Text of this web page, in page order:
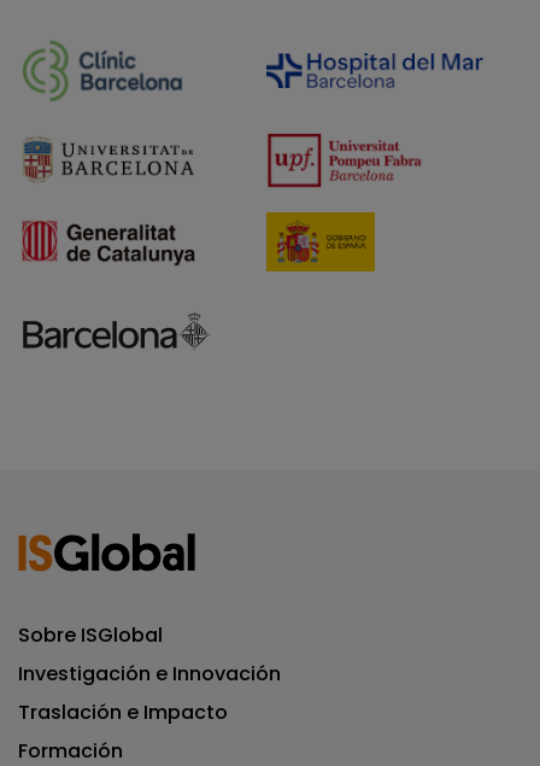
Sobre ISGlobal
Investigación e Innovación
Traslación e Impacto
Formación